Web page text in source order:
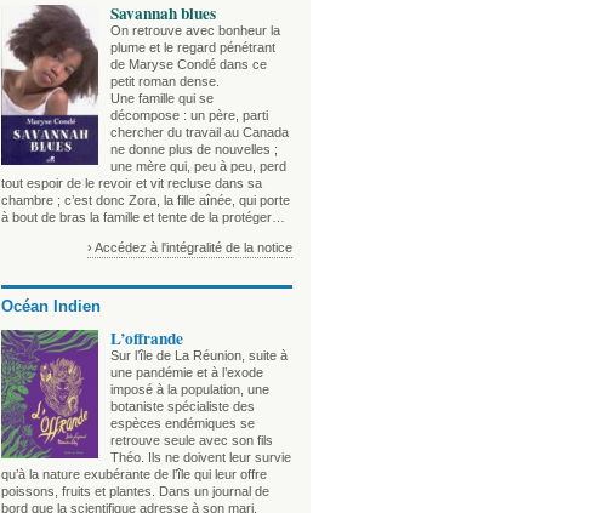
Savannah blues
On retrouve avec bonheur la
plume et le regard pénétrant
de Maryse Condé dans ce
petit roman dense.
Une famille qui se
décompose : un père, parti
chercher du travail au Canada
ne donne plus de nouvelles ;
une mère qui, peu à peu, perd
tout espoir de le revoir et vit recluse dans sa
chambre ; c’est donc Zora, la fille aînée, qui porte
à bout de bras la famille et tente de la protéger…
› Accédez à l'intégralité de la notice
Océan Indien
L’offrande
Sur l’île de La Réunion, suite à
une pandémie et à l’exode
imposé à la population, une
botaniste spécialiste des
espèces endémiques se
retrouve seule avec son fils
Théo. Ils ne doivent leur survie
qu’à la nature exubérante de l’île qui leur offre
poissons, fruits et plantes. Dans un journal de
bord que la scientifique adresse à son mari,